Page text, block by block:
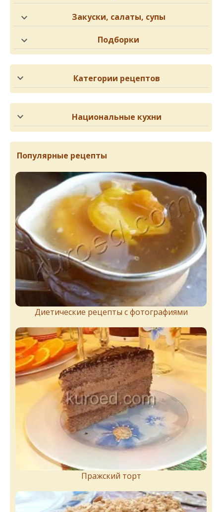
Закуски, салаты, супы
Подборки
Категории рецептов
Национальные кухни
Популярные рецепты
Диетические рецепты с фотографиями
Пражский торт